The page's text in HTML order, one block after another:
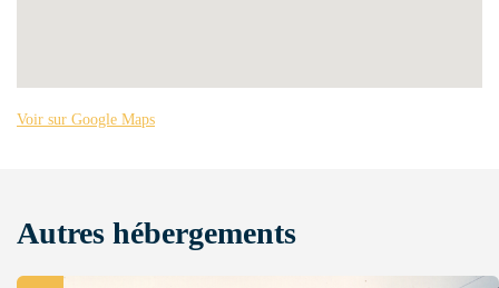
Voir sur Google Maps
Autres hébergements